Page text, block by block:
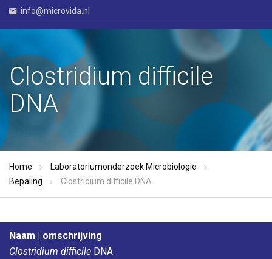
info@microvida.nl
Clostridium difficile
DNA
Home
Laboratoriumonderzoek Microbiologie
Bepaling
Clostridium difficile DNA
Naam | omschrijving
Clostridium difficile DNA